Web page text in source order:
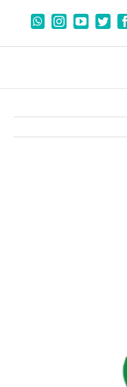
Facebook
Twitter
YouTube
Instagram
WhatsApp